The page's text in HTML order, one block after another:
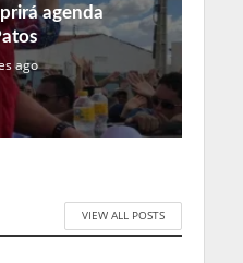
agenda
ago
VIEW ALL POSTS